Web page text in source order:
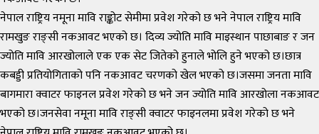
नेपाल राष्ट्रिय नमूना मावि राङ्कोट सेमीमा प्रवेश गरेको छ भने नेपाल राष्ट्रिय मावि
रामखुङ राङ्सी नकआवट भएको छ। दिव्य ज्योति मावि माइस्थान पाछाबाङ र जन
ज्योति मावि आरखोलाले एक एक सेट जितेको हुनाले भोलि हुने भएको छ।छात्र
कबड्डी प्रतियोगिताको पनि नकआवट चरणको खेल भएको छ।जसमा जनता मावि
बागमारा क्वाटर फाइनल प्रवेश गरेको छ भने जन ज्योति मावि आरखोला नकआवट
भएको छ।जनसेवा नमूना मावि राङ्सी क्वाटर फाइनलमा प्रवेश गरेको छ भने